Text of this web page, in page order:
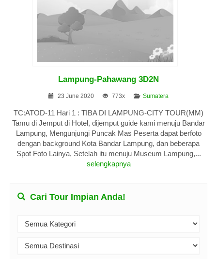
Lampung-Pahawang 3D2N
23 June 2020 773x Sumatera
TC:ATOD-11 Hari 1 : TIBA DI LAMPUNG-CITY TOUR(MM)
Tamu di Jemput di Hotel, dijemput guide kami menuju Bandar
Lampung, Mengunjungi Puncak Mas Peserta dapat berfoto
dengan background Kota Bandar Lampung, dan beberapa
Spot Foto Lainya, Setelah itu menuju Museum Lampung,...
selengkapnya
Cari Tour Impian Anda!